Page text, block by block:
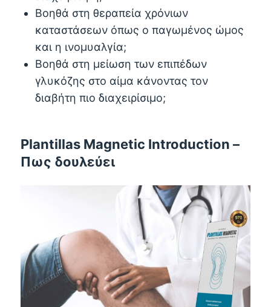
Βοηθά στη θεραπεία χρόνιων
καταστάσεων όπως ο παγωμένος ώμος
και η ινομυαλγία;
Βοηθά στη μείωση των επιπέδων
γλυκόζης στο αίμα κάνοντας τον
διαβήτη πιο διαχειρίσιμο;
Plantillas Magnetic Introduction –
Πως δουλεύει